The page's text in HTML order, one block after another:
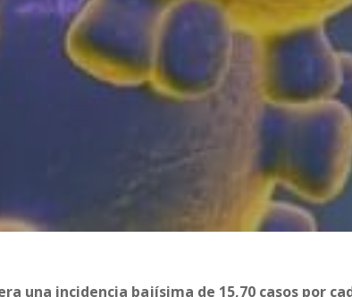
una incidencia bajísima de 15,70 casos por